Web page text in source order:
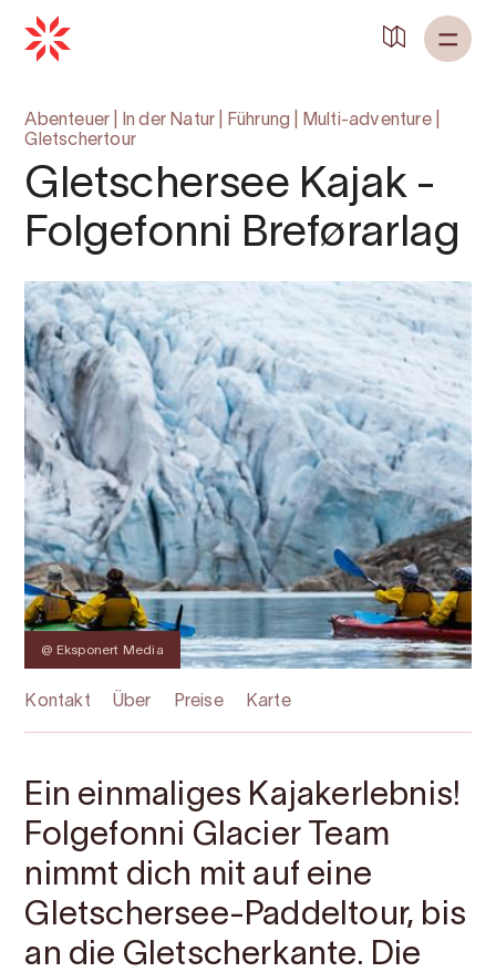
Abenteuer In der Natur Führung Multi-adventure|
Gletschertour
Gletschersee Kajak -
Folgefonni Breførarlag
@ Eksponert Media
Kontakt Über Preise Karte
Ein einmaliges Kajakerlebnis!
Folgefonni Glacier Team
nimmt dich mit auf eine
Gletschersee-Paddeltour, bis
an die Gletscherkante. Die